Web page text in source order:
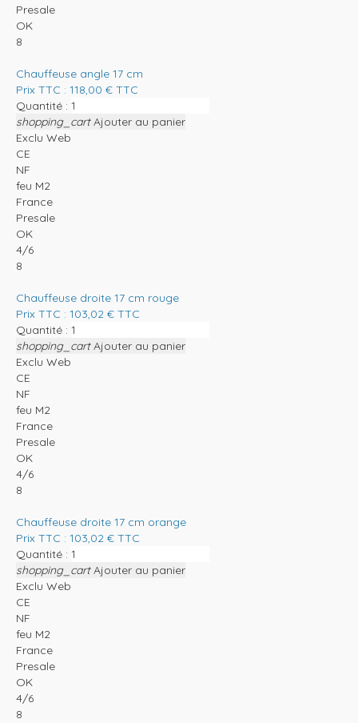
Presale
OK
8
Chauffeuse angle 17 cm
Prix TTC : 118,00 € TTC
Quantité :
shopping_cart Ajouter au panier
Exclu Web
CE
NF
feu M2
France
Presale
OK
4/6
8
Chauffeuse droite 17 cm rouge
Prix TTC : 103,02 € TTC
Quantité :
shopping_cart Ajouter au panier
Exclu Web
CE
NF
feu M2
France
Presale
OK
4/6
8
Chauffeuse droite 17 cm orange
Prix TTC : 103,02 € TTC
Quantité :
shopping_cart Ajouter au panier
Exclu Web
CE
NF
feu M2
France
Presale
OK
4/6
8